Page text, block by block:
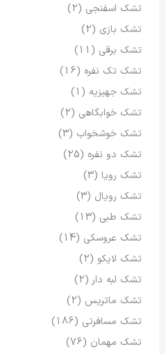
تشک اسفنجی (2)
تشک بازی (2)
تشک برقی (11)
تشک تک نفره (16)
تشک جهیزیه (1)
تشک خوابگاهی (2)
تشک خوشخواب (3)
تشک دو نفره (25)
تشک رویا (3)
تشک رویال (3)
تشک طبی (13)
تشک عروسکی (14)
تشک لایکو (2)
تشک لبه دار (2)
تشک ماتریس (2)
تشک مسافرتی (186)
تشک مهمان (76)